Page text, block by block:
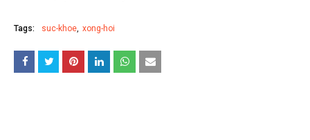
Tags: suc-khoe xong-hoi